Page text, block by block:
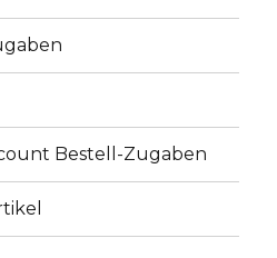
Bestell-Zugaben